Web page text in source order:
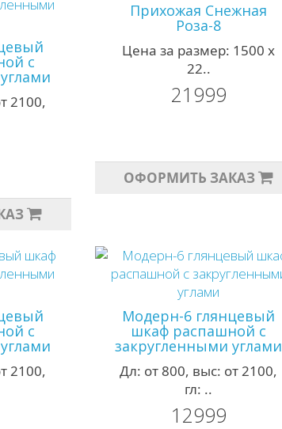
с
2100,
Прихожая Снежная
Роза-8
Цена за размер: 1500 х
22..
21999
ОФОРМИТЬ ЗАКАЗ
с
2100,
Модерн-6 глянцевый
шкаф распашной с
закругленными углами
Дл: от 800, выс: от 2100,
гл: ..
12999